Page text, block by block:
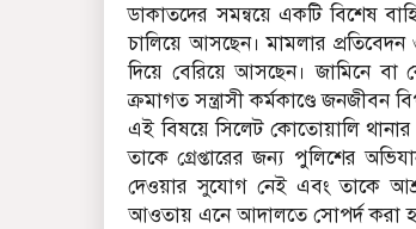
ডাকাতদের সমন্বয়ে একটি বিশেষ
চালিয়ে আসছেন। মামলার
দিয়ে বেরিয়ে আসছেন। জামিনে
ক্রমাগত সন্ত্রাসী কর্মকাণ্ডে জনজীবন
এই বিষয়ে সিলেট কোতোয়ালি
তাকে গ্রেপ্তারের জন্য পুলিশের
দেওয়ার সুযোগ নেই এবং তাকে
আওতায় এনে আদালতে সোপর্দ করা